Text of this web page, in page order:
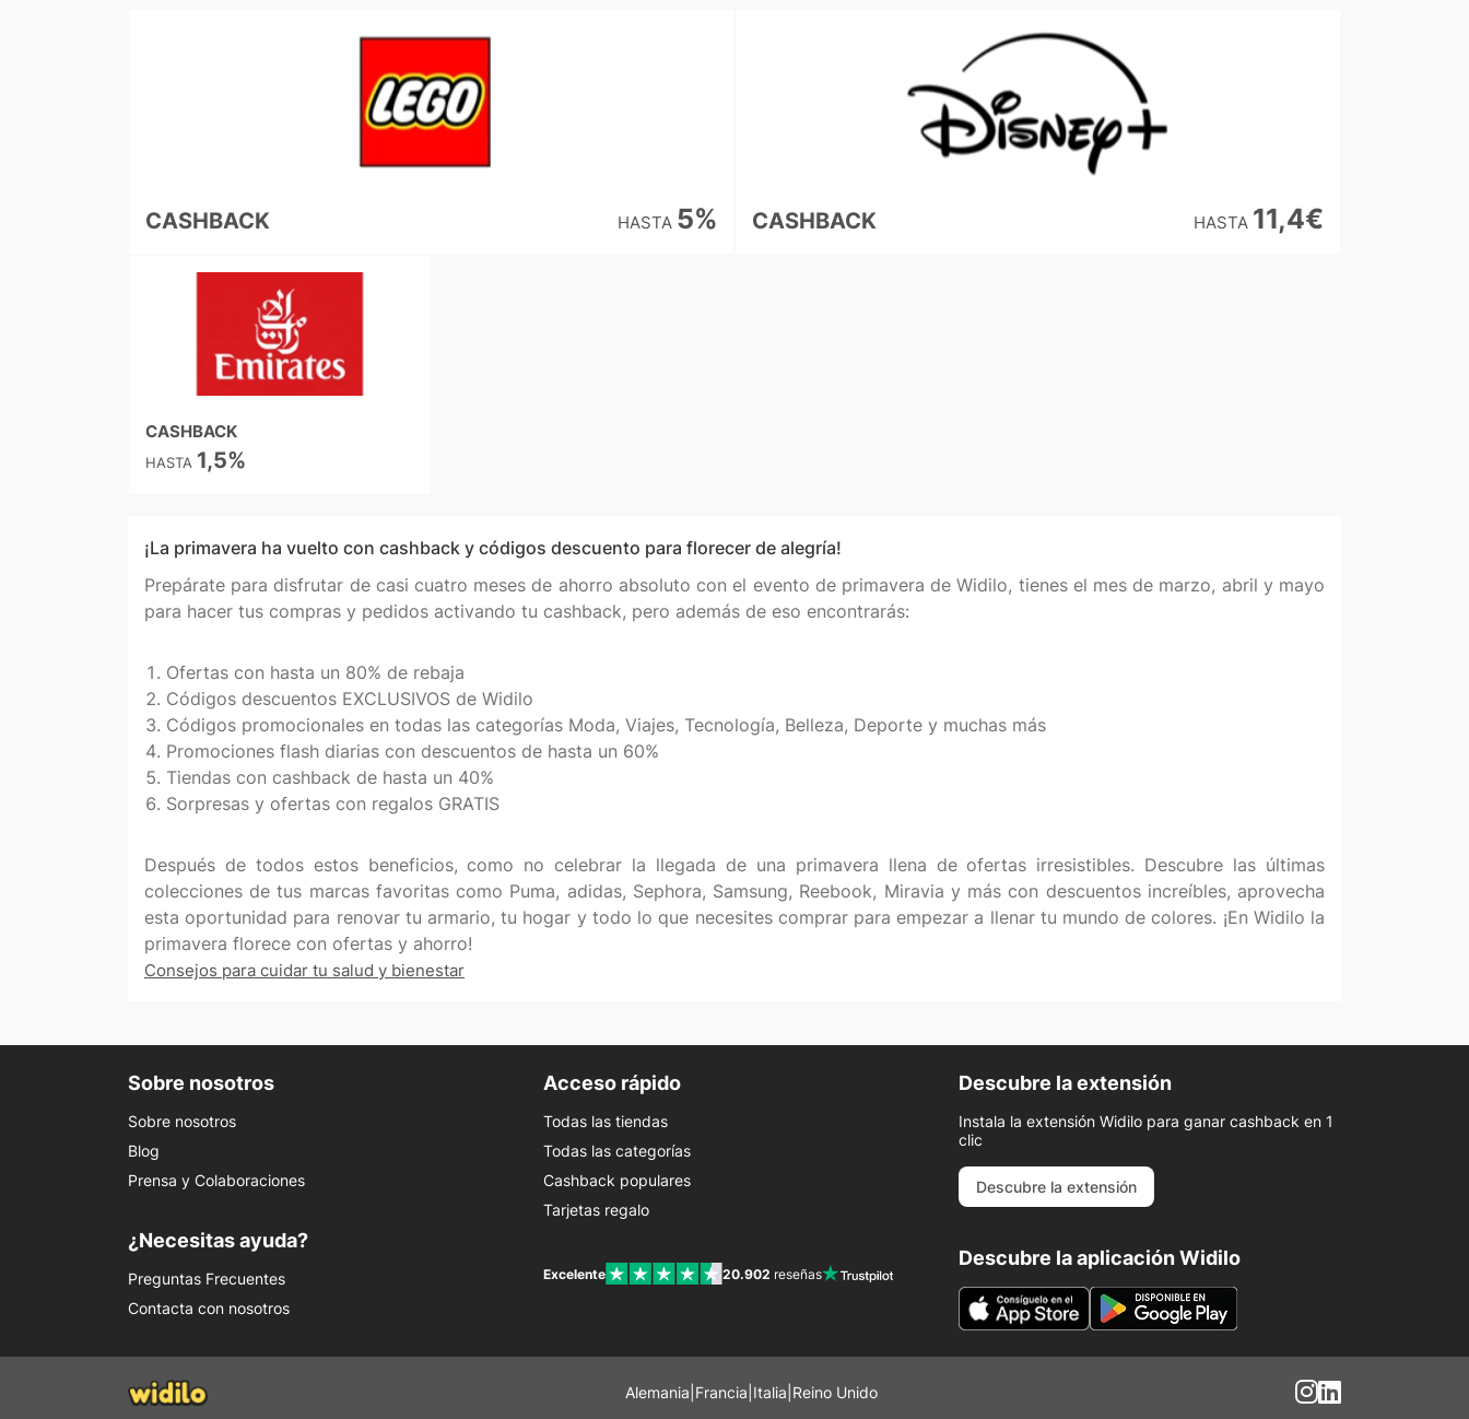
CASHBACK HASTA 5% CASHBACK HASTA 11,4€
CASHBACK
HASTA 1,5%
¡La primavera ha vuelto con cashback y códigos descuento para florecer de alegría!
Prepárate para disfrutar de casi cuatro meses de ahorro absoluto con el evento de primavera de Widilo, tienes el mes de marzo, abril y mayo
para hacer tus compras y pedidos activando tu cashback, pero además de eso encontrarás:
Ofertas con hasta un 80% de rebaja
Códigos descuentos EXCLUSIVOS de Widilo
Códigos promocionales en todas las categorías Moda, Viajes, Tecnología, Belleza, Deporte y muchas más
Promociones flash diarias con descuentos de hasta un 60%
Tiendas con cashback de hasta un 40%
Sorpresas y ofertas con regalos GRATIS
Después de todos estos beneficios, como no celebrar la llegada de una primavera llena de ofertas irresistibles. Descubre las últimas
colecciones de tus marcas favoritas como Puma, adidas, Sephora, Samsung, Reebook, Miravia y más con descuentos increíbles, aprovecha
esta oportunidad para renovar tu armario, tu hogar y todo lo que necesites comprar para empezar a llenar tu mundo de colores. ¡En Widilo la
Consejos para cuidar tu salud y bienestar
Sobre nosotros
Sobre nosotros
Blog
Prensa y Colaboraciones
¿Necesitas ayuda?
Preguntas Frecuentes
Contacta con nosotros
Acceso rápido
Todas las tiendas
Todas las categorías
Cashback populares
Tarjetas regalo
Excelente 20.902 reseñas
Descubre la extensión
Instala la extensión Widilo para ganar cashback en 1
clic
Descubre la extensión
Descubre la aplicación Widilo
Alemania Francia Italia Reino Unido